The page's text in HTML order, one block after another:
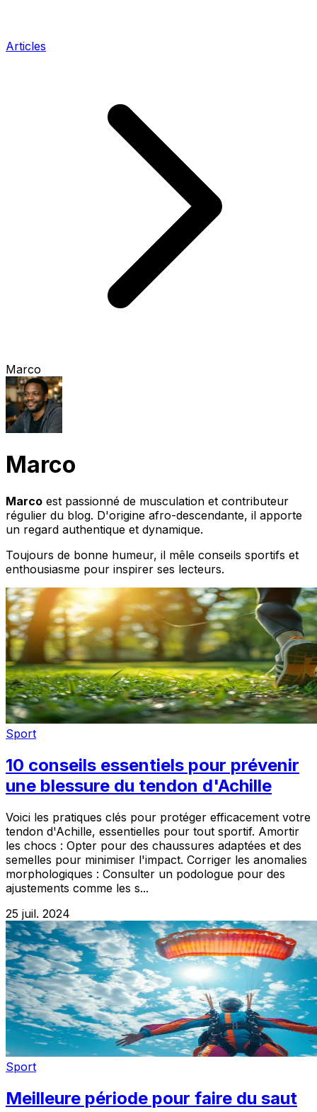
Articles
Marco
Marco
Marco est passionné de musculation et contributeur
régulier du blog. D'origine afro-descendante, il apporte
un regard authentique et dynamique.
Toujours de bonne humeur, il mêle conseils sportifs et
enthousiasme pour inspirer ses lecteurs.
Sport
10 conseils essentiels pour prévenir
une blessure du tendon d'Achille
Voici les pratiques clés pour protéger efficacement votre
tendon d'Achille, essentielles pour tout sportif. Amortir
les chocs : Opter pour des chaussures adaptées et des
semelles pour minimiser l'impact. Corriger les anomalies
morphologiques : Consulter un podologue pour des
ajustements comme les s...
25 juil. 2024
Sport
Meilleure période pour faire du saut